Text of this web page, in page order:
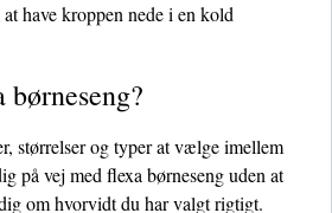
have kroppen nede i en kold
størrelser og typer at vælge imellem
på vej med flexa børneseng uden at
om hvorvidt du har valgt rigtigt.